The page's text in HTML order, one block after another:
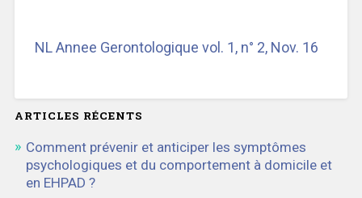
NL Annee Gerontologique vol. 1, n° 2, Nov. 16
ARTICLES RÉCENTS
Comment prévenir et anticiper les symptômes
psychologiques et du comportement à domicile et
en EHPAD ?